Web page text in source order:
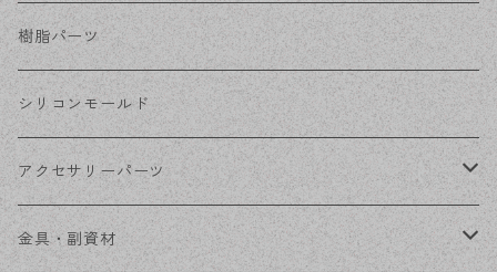
ステンレス・シルバー
ステンレス・ゴールド
その他ピアス
クリップイヤリング
ノンホールピアス
ステンレスピアス
ステンレスイヤリング
ステンレスチェーン
ステンレス金具
樹脂パーツ
シリコンモールド
アクセサリーパーツ
デザイン丸カン
金具・副資材